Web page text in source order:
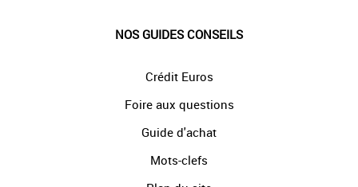
NOS GUIDES CONSEILS
Crédit Euros
Foire aux questions
Guide d'achat
Mots-clefs